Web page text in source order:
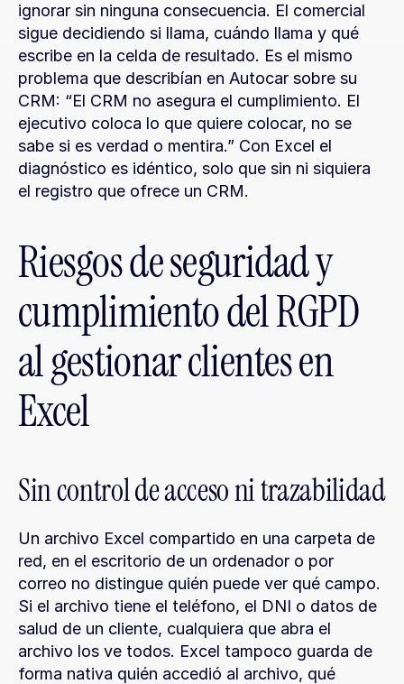
ignorar sin ninguna consecuencia. El comercial
sigue decidiendo si llama, cuándo llama y qué
escribe en la celda de resultado. Es el mismo
problema que describían en Autocar sobre su
CRM: “El CRM no asegura el cumplimiento. El
ejecutivo coloca lo que quiere colocar, no se
sabe si es verdad o mentira.” Con Excel el
diagnóstico es idéntico, solo que sin ni siquiera
el registro que ofrece un CRM.
Riesgos de seguridad y
cumplimiento del RGPD
al gestionar clientes en
Excel
Sin control de acceso ni trazabilidad
Un archivo Excel compartido en una carpeta de
red, en el escritorio de un ordenador o por
correo no distingue quién puede ver qué campo.
Si el archivo tiene el teléfono, el DNI o datos de
salud de un cliente, cualquiera que abra el
archivo los ve todos. Excel tampoco guarda de
forma nativa quién accedió al archivo, qué